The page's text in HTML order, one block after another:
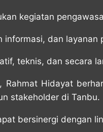
kegiatan
informasi, dan
teknis, dan secara
Rahmat Hidayat
stakeholder di Tanbu.
bersinergi dengan